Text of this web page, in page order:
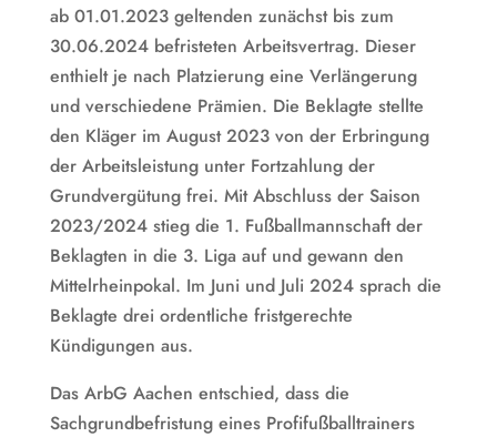
ab 01.01.2023 geltenden zunächst bis zum
30.06.2024 befristeten Arbeitsvertrag. Dieser
enthielt je nach Platzierung eine Verlängerung
und verschiedene Prämien. Die Beklagte stellte
den Kläger im August 2023 von der Erbringung
der Arbeitsleistung unter Fortzahlung der
Grundvergütung frei. Mit Abschluss der Saison
2023/2024 stieg die 1. Fußballmannschaft der
Beklagten in die 3. Liga auf und gewann den
Mittelrheinpokal. Im Juni und Juli 2024 sprach die
Beklagte drei ordentliche fristgerechte
Kündigungen aus.
Das ArbG Aachen entschied, dass die
Sachgrundbefristung eines Profifußballtrainers